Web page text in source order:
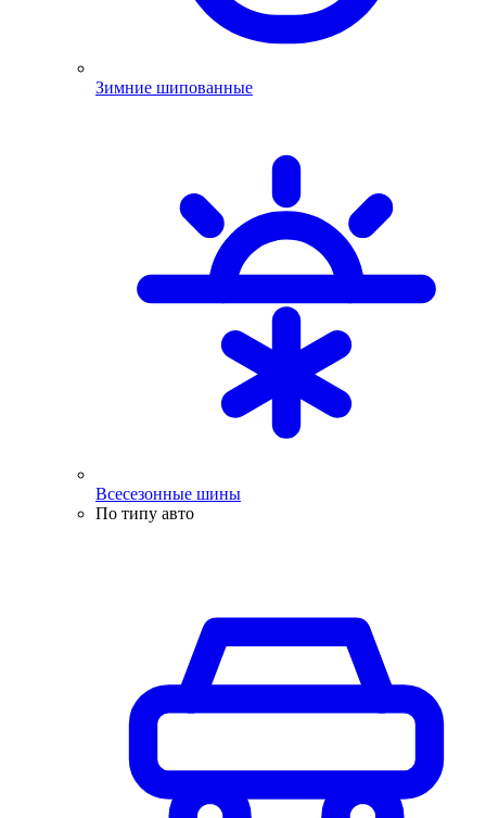
Зимние шипованные
Всесезонные шины
По типу авто